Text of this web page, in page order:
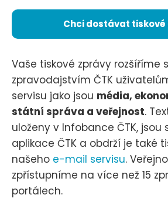
Chci dostávat tiskové
Vaše tiskové zprávy rozšíříme
zpravodajstvím ČTK
servisu jako jsou média,
státní správa a veřejnost.
uloženy v Infobance ČTK,
aplikace ČTK a obdrží je také
našeho e-mail servisu.
zpřístupníme na více než 15
portálech.